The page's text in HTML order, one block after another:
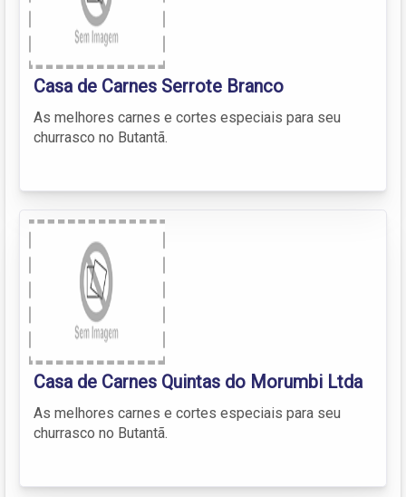
Casa de Carnes Serrote Branco
As melhores carnes e cortes especiais para seu
churrasco no Butantã.
Casa de Carnes Quintas do Morumbi Ltda
As melhores carnes e cortes especiais para seu
churrasco no Butantã.